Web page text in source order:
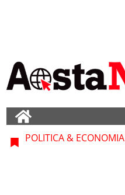
POLITICA & ECONOMIA